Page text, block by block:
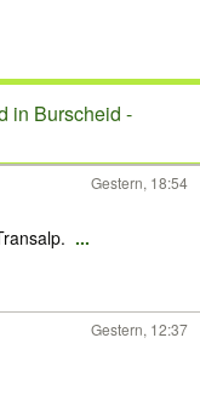
in Burscheid -
Gestern, 18:54
...
Gestern, 12:37